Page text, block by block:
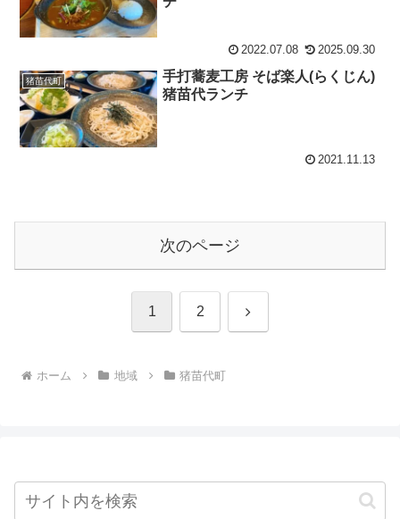
2022.07.08 2025.09.30
猪苗代町
手打蕎麦工房 そば楽人(らくじん)
猪苗代ランチ
2021.11.13
次のページ
1 2 次
ホーム 地域 猪苗代町